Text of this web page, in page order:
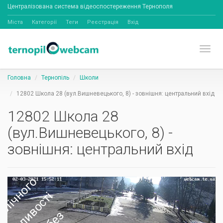
Централізована система відеоспостереження Тернополя
Міста Категорії Теги Реєстрація Вхід
Головна Тернопіль Школи
12802 Школа 28 (вул.Вишневецького, 8) - зовнішня: центральний вхід
12802 Школа 28
(вул.Вишневецького, 8) -
зовнішня: центральний вхід